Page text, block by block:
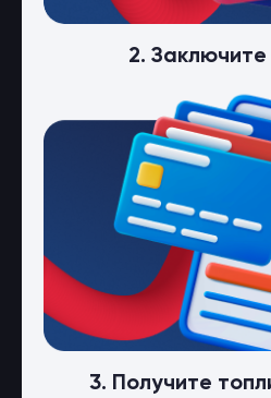
2.
3. Получите